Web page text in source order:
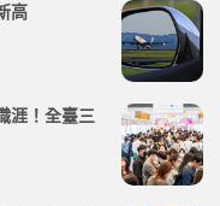
高
涯！全臺三